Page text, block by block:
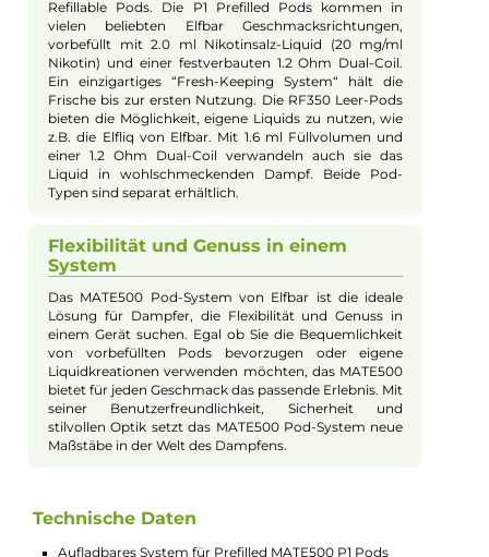
Leistungsstark und Sicher:
Integrierter Akku und USB Typ-C
Anschluss
Ausgestattet mit einem 500 mAh Akku und einem
USB Typ-C Anschluss, verspricht das MATE500 eine
ausgezeichnete Ausdauer und schnelle Ladezeiten.
Die Indikator-LED informiert zuverlässig über den
Betriebsstatus, Ladestand und Ladefortschritt.
Zusätzliche Sicherheitsfunktionen wie die 5-Sekunden
vor zu niedriger Spannung gewährleisten ein sicheres
Dampferlebnis. Die automatische Leistungsausgabe,
Zugautomatik, die den klassischen Feuerknopf
ersetzt, runden das Paket ab. Die Luftführung des
Systems ist speziell auf MTL-Dampfen ausgelegt, was
besonders ehemalige Raucher und Einsteiger
anspricht.
Kompatibel mit Elfbar MATE500 P1
Das MATE500 Basisgerät ist kompatibel mit den
Elfbar MATE500 P1 Prefilled Pods sowie den RF350